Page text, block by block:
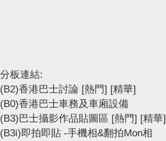
分板連結:
(B2)香港巴士討論 [熱門] [精華]
(B0)香港巴士車務及車廂設備
(B3)巴士攝影作品貼圖區 [熱門] [精華]
(B3i)即拍即貼 -手機相&翻拍Mon相